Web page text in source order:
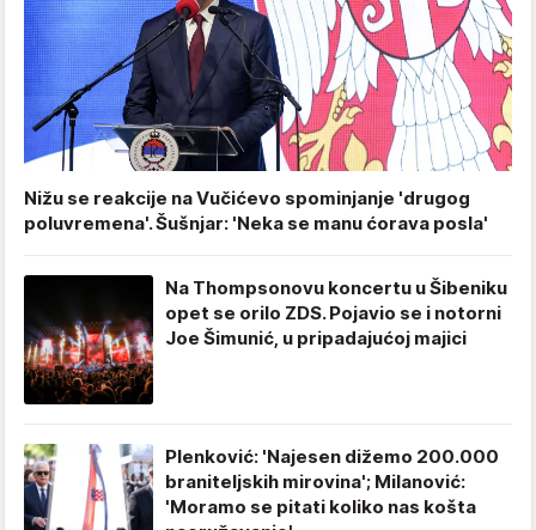
Nižu se reakcije na Vučićevo spominjanje 'drugog
poluvremena'. Šušnjar: 'Neka se manu ćorava posla'
Na Thompsonovu koncertu u Šibeniku
opet se orilo ZDS. Pojavio se i notorni
Joe Šimunić, u pripadajućoj majici
Plenković: 'Najesen dižemo 200.000
braniteljskih mirovina'; Milanović:
'Moramo se pitati koliko nas košta